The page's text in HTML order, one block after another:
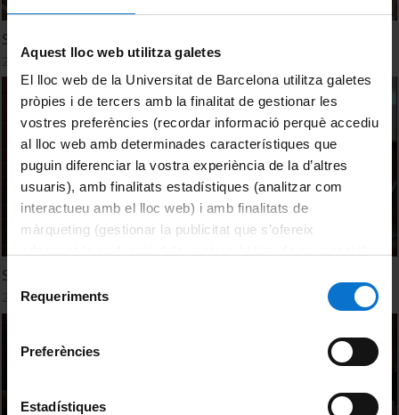
Aquest lloc web utilitza galetes
El lloc web de la Universitat de Barcelona utilitza galetes
pròpies i de tercers amb la finalitat de gestionar les
vostres preferències (recordar informació perquè accediu
al lloc web amb determinades característiques que
puguin diferenciar la vostra experiència de la d’altres
usuaris), amb finalitats estadístiques (analitzar com
interactueu amb el lloc web) i amb finalitats de
màrqueting (gestionar la publicitat que s’ofereix
consultar laPolítica de galetes del lloc web de la
Selecció
Requeriments
Preferències
Estadístiques
Simposi CIDUI 2017. Benvinguda Institucional
25 maig, 2017
Simposi CIDUI 2017. Conferència
25 maig, 2017